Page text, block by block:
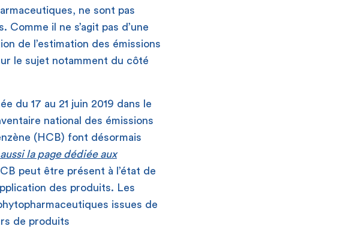
ne sont pas
il ne s’agit pas d’une
de l’estimation des émissions
le sujet notamment du côté
du 17 au 21 juin 2019 dans le
national des émissions
(HCB) font désormais
la page dédiée aux
peut être présent à l’état de
des produits. Les
issues de
de produits